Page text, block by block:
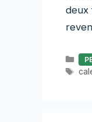
deux